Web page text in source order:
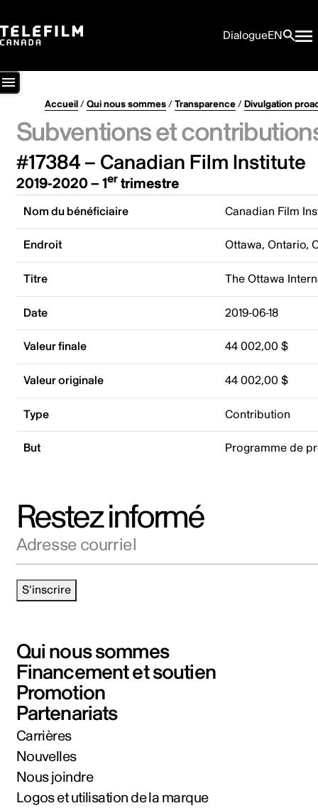
DialogueEN
Accueil/Qui nous sommes/Transparence/Divulgation
Subventions et
#17384 – Canadian Film Institute
2019-2020 – 1ertrimestre
Nom du bénéficiaire Canadian Film
Endroit Ottawa, Ontario,
Titre The Ottawa
Date 2019-06-18
Valeur finale 44 002,00 $
Valeur originale 44 002,00 $
Type Contribution
But Programme de
Restez informé
S'inscrire
Qui nous sommes
Financement et soutien
Promotion
Partenariats
Carrières
Nouvelles
Nous joindre
Logos et utilisation de la marque